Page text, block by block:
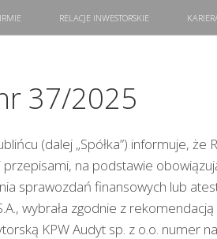
RELACJE INWESTORSKIE
37/2025
(dalej „Spółka”) informuje, że
na podstawie
sprawozdań finansowych lub
wybrała zgodnie z
KPW Audyt sp. z o.o. numer